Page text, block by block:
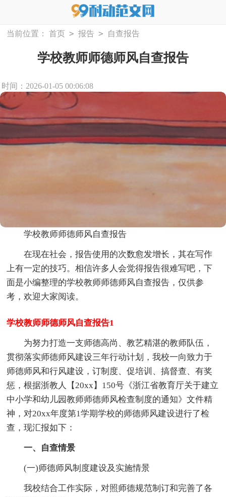
当前位置： 首页 > 报告 > 自查报告
学校教师师德师风自查报告
时间：2026-01-05 00:06:08
学校教师师德师风自查报告
在现在社会，报告使用的次数愈发增长，其在写作
上有一定的技巧。相信许多人会觉得报告很难写吧，下
面是小编整理的学校教师师德师风自查报告，仅供参
考，欢迎大家阅读。
学校教师师德师风自查报告1
为努力打造一支师德高尚、教艺精湛的教师队伍，
贯彻落实师德师风建设三年行动计划，我校一向致力于
师德师风和行风建设，订制度、促培训、搞督查、有奖
惩，根据浙教人【20xx】150号《浙江省教育厅关于建立
中小学和幼儿园教师师德师风检查制度的通知》文件精
神，对20xx年度第1学期学校的师德师风建设进行了检
查，现汇报如下：
一、自查情景
(一)师德师风制度建设及实施情景
我校结合工作实际，对照师德规范制订和完善了各